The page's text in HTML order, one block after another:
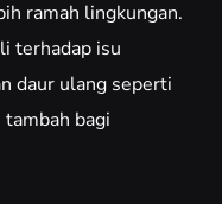
ramah lingkungan.
terhadap isu
daur ulang seperti
bagi